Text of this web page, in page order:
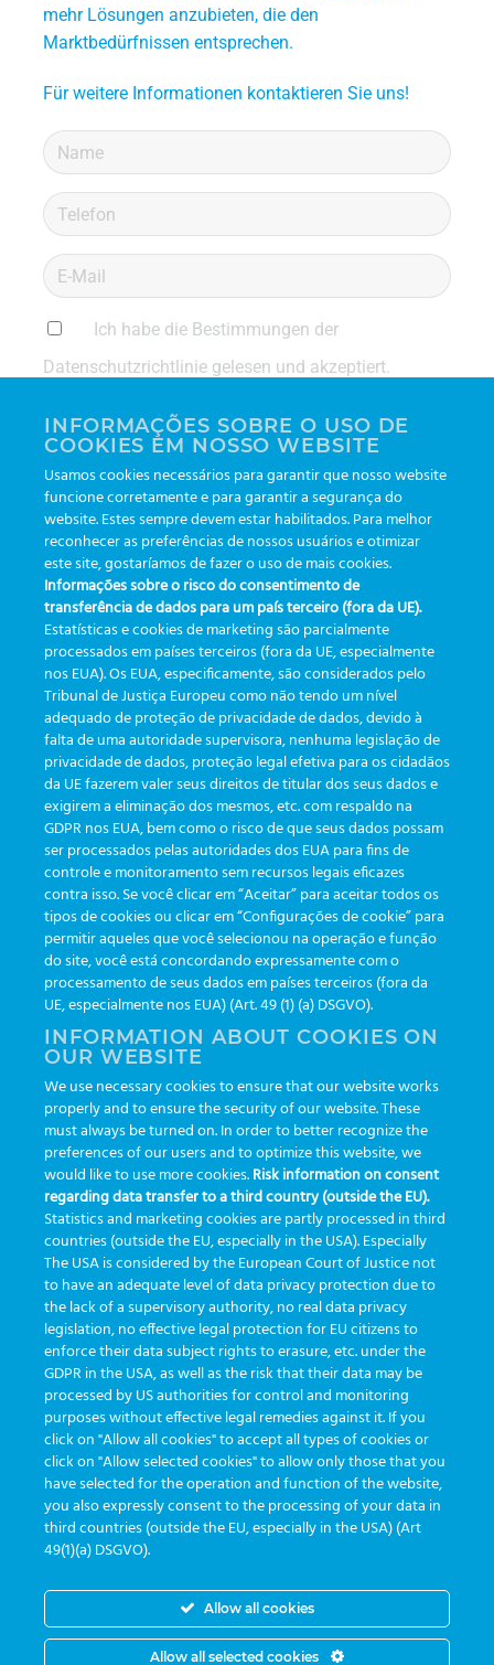
mehr Lösungen anzubieten, die den
Marktbedürfnissen entsprechen.
Für weitere Informationen kontaktieren Sie uns!
Ich habe die Bestimmungen der
Datenschutzrichtlinie gelesen und akzeptiert.
Datenschutz-Bestimmungen
Programa de Acreditação de
Laboratórios Clínicos (PALC)
Greiner Bio-One eTrack und
RDC 786/2023: Ein
Katalysator für Exzellenz im
Labormanagement
KATEGORIEN
Aktualisierungen(19)
Veranstaltungen(19)
Funktionalitäten(35)
Newsletter (111)
TAGS
auditoria automação
congresso customização dashboard DICQ eficiência
enterprise etrack flebotomista governança clínica
GreinerBioOne greinerbioonebr HL7 IA informação
inovação ISO15189 laboratório novas tecnologias PALC
preanalitica processo de coleta produtividade
Pré-analítica qualidade rastreabilidade RDC
rotina laboratorial saúde tecnologia tomada de decisão
Transformação Transformação Digital tubos usabilidade
VACUETTE®
entwickelt vonGreiner Service Tech
Greiner Bio-One e-Track|
INFORMAÇÕES SOBRE O USO DE
COOKIES EM NOSSO WEBSITE
Usamos cookies necessários para garantir que nosso website
funcione corretamente e para garantir a segurança do
website. Estes sempre devem estar habilitados. Para melhor
reconhecer as preferências de nossos usuários e otimizar
este site, gostaríamos de fazer o uso de mais cookies.
Informações sobre o risco do consentimento de
transferência de dados para um país terceiro (fora da UE).
Estatísticas e cookies de marketing são parcialmente
processados em países terceiros (fora da UE, especialmente
nos EUA). Os EUA, especificamente, são considerados pelo
Tribunal de Justiça Europeu como não tendo um nível
adequado de proteção de privacidade de dados, devido à
falta de uma autoridade supervisora, nenhuma legislação de
privacidade de dados, proteção legal efetiva para os cidadãos
da UE fazerem valer seus direitos de titular dos seus dados e
exigirem a eliminação dos mesmos, etc. com respaldo na
GDPR nos EUA, bem como o risco de que seus dados possam
ser processados pelas autoridades dos EUA para fins de
controle e monitoramento sem recursos legais eficazes
contra isso. Se você clicar em “Aceitar” para aceitar todos os
tipos de cookies ou clicar em “Configurações de cookie” para
permitir aqueles que você selecionou na operação e função
do site, você está concordando expressamente com o
processamento de seus dados em países terceiros (fora da
UE, especialmente nos EUA) (Art. 49 (1) (a) DSGVO).
INFORMATION ABOUT COOKIES ON
OUR WEBSITE
We use necessary cookies to ensure that our website works
properly and to ensure the security of our website. These
must always be turned on. In order to better recognize the
preferences of our users and to optimize this website, we
would like to use more cookies.Risk information on consent
regarding data transfer to a third country (outside the EU).
Statistics and marketing cookies are partly processed in third
countries (outside the EU, especially in the USA). Especially
The USA is considered by the European Court of Justice not
to have an adequate level of data privacy protection due to
the lack of a supervisory authority, no real data privacy
legislation, no effective legal protection for EU citizens to
enforce their data subject rights to erasure, etc. under the
GDPR in the USA, as well as the risk that their data may be
processed by US authorities for control and monitoring
purposes without effective legal remedies against it. If you
click on "Allow all cookies" to accept all types of cookies or
click on "Allow selected cookies" to allow only those that you
have selected for the operation and function of the website,
you also expressly consent to the processing of your data in
third countries (outside the EU, especially in the USA) (Art
49(1)(a) DSGVO).
Allow all cookies
Allow all selected cookies